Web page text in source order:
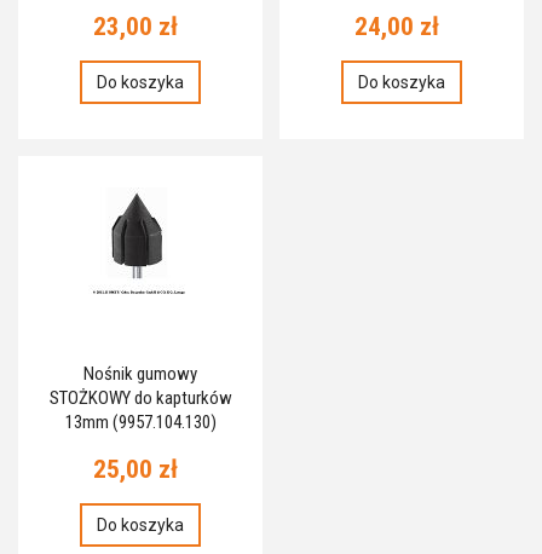
23,00 zł
Do koszyka
24,00 zł
Do koszyka
Nośnik gumowy
STOŻKOWY do kapturków
13mm (9957.104.130)
25,00 zł
Do koszyka